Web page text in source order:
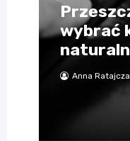
wybrać
Anna